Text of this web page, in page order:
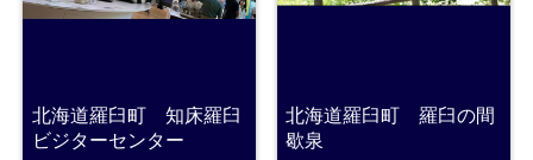
北海道羅臼町 知床羅臼
ビジターセンター
北海道羅臼町 羅臼の間
歇泉